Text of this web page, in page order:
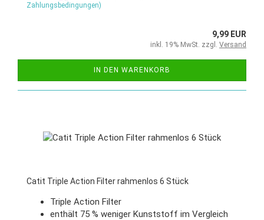
Zahlungsbedingungen)
9,99 EUR
inkl. 19% MwSt. zzgl. Versand
IN DEN WARENKORB
Catit Triple Action Filter rahmenlos 6 Stück
Triple Action Filter
enthält 75 % weniger Kunststoff im Vergleich